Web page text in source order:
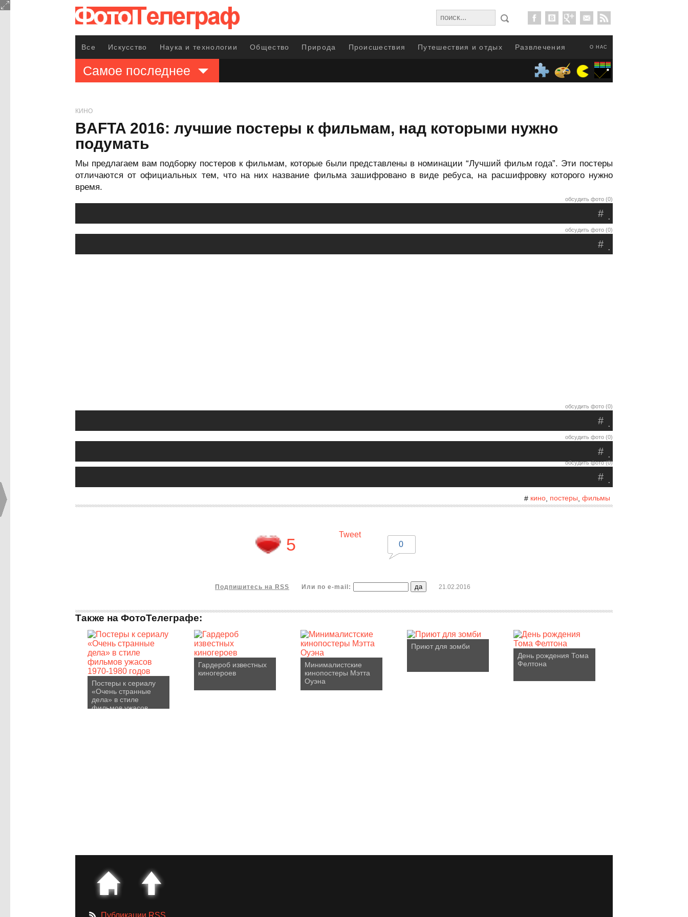
О НАС
Все Искусство Наука и технологии Общество Природа Происшествия Путешествия и отдых Развлечения
Самое последнее
КИНО
BAFTA 2016: лучшие постеры к фильмам, над которыми нужно
подумать
Мы предлагаем вам подборку постеров к фильмам, которые были представлены в номинации “Лучший фильм года”. Эти постеры
отличаются от официальных тем, что на них название фильма зашифровано в виде ребуса, на расшифровку которого нужно
время.
обсудить фото (0)
.
#
обсудить фото (0)
.
#
обсудить фото (0)
.
#
обсудить фото (0)
.
#
обсудить фото (0)
.
#
# кино постеры фильмы
5
Tweet
0
Подпишитесь на RSS Или по e-mail: 21.02.2016
Также на ФотоТелеграфе:
Постеры к сериалу
«Очень странные
дела» в стиле
фильмов ужасов
Гардероб известных
киногероев
Минималистские
кинопостеры Мэтта
Оуэна
Приют для зомби
День рождения Тома
Фелтона
Публикации RSS